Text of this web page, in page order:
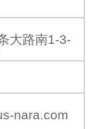
大路南1-3-
nara.com